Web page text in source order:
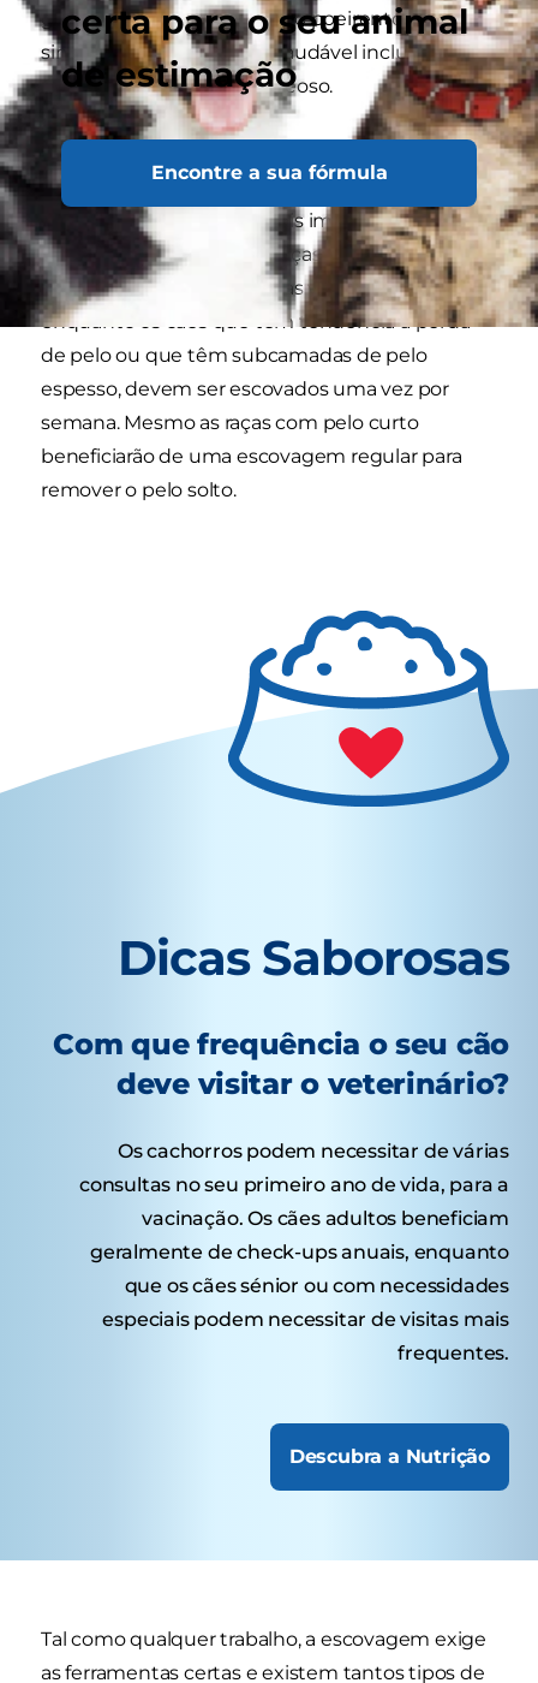
certa para o seu animal
de estimação
Encontre a sua fórmula
gorduroso ou ter um aspeto poeirento. Outros
sinais de um pelo pouco saudável incluem
peladas e um mau odor oleoso.
Escovar regularmente
A escovagem é a parte mais importante no
grooming de um cão. As raças com pelo longo
terão de ser escovadas duas vezes por semana,
enquanto os cães que têm tendência a perda
de pelo ou que têm subcamadas de pelo
espesso, devem ser escovados uma vez por
semana. Mesmo as raças com pelo curto
beneficiarão de uma escovagem regular para
remover o pelo solto.
Dicas Saborosas
Com que frequência o seu cão
deve visitar o veterinário?
Os cachorros podem necessitar de várias
consultas no seu primeiro ano de vida, para a
vacinação. Os cães adultos beneficiam
geralmente de check-ups anuais, enquanto
que os cães sénior ou com necessidades
especiais podem necessitar de visitas mais
frequentes.
Descubra a Nutrição
Tal como qualquer trabalho, a escovagem exige
as ferramentas certas e existem tantos tipos de